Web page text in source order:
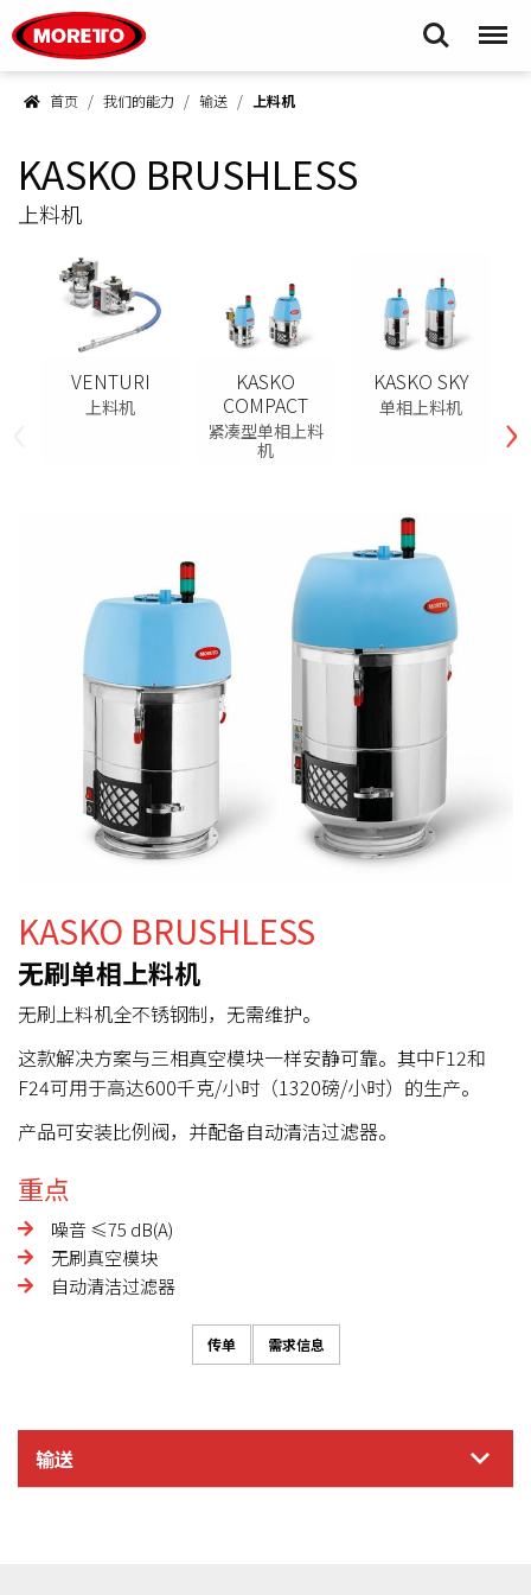
Search Menu
首页 我们的能力 输送 上料机
KASKO BRUSHLESS
上料机
VENTURI
上料机
KASKO
COMPACT
紧凑型单相上料
机
KASKO SKY
单相上料机 ›
KASKO BRUSHLESS
无刷单相上料机
无刷上料机全不锈钢制，无需维护。
这款解决方案与三相真空模块一样安静可靠。其中F12和
F24可用于高达600千克/小时（1320磅/小时）的生产。
产品可安装比例阀，并配备自动清洁过滤器。
重点
噪音 ≤75 dB(A)
无刷真空模块
自动清洁过滤器
传单 需求信息
输送